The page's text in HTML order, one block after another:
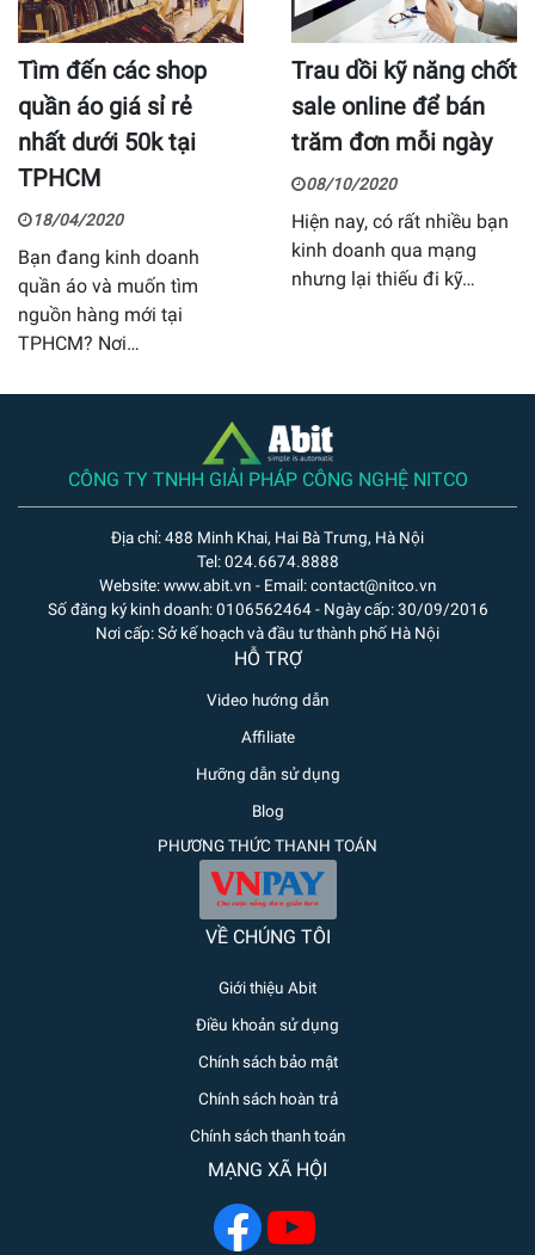
Tìm đến các shop
quần áo giá sỉ rẻ
nhất dưới 50k tại
TPHCM
18/04/2020
Bạn đang kinh doanh
quần áo và muốn tìm
nguồn hàng mới tại
TPHCM? Nơi…
Trau dồi kỹ năng chốt
sale online để bán
trăm đơn mỗi ngày
08/10/2020
Hiện nay, có rất nhiều bạn
kinh doanh qua mạng
nhưng lại thiếu đi kỹ…
CÔNG TY TNHH GIẢI PHÁP CÔNG NGHỆ NITCO
Địa chỉ: 488 Minh Khai, Hai Bà Trưng, Hà Nội
Tel: 024.6674.8888
Website: www.abit.vn - Email: contact@nitco.vn
Số đăng ký kinh doanh: 0106562464 - Ngày cấp: 30/09/2016
Nơi cấp: Sở kế hoạch và đầu tư thành phố Hà Nội
HỖ TRỢ
Video hướng dẫn
Affiliate
Hưỡng dẫn sử dụng
Blog
PHƯƠNG THỨC THANH TOÁN
VỀ CHÚNG TÔI
Giới thiệu Abit
Điều khoản sử dụng
Chính sách bảo mật
Chính sách hoàn trả
Chính sách thanh toán
MẠNG XÃ HỘI